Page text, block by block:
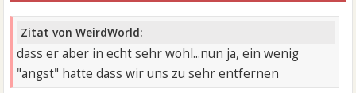
Zitat von WeirdWorld:
dass er aber in echt sehr wohl...nun ja, ein wenig
"angst" hatte dass wir uns zu sehr entfernen